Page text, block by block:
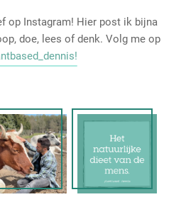
op Instagram! Hier post ik bijna
doe, lees of denk. Volg me op